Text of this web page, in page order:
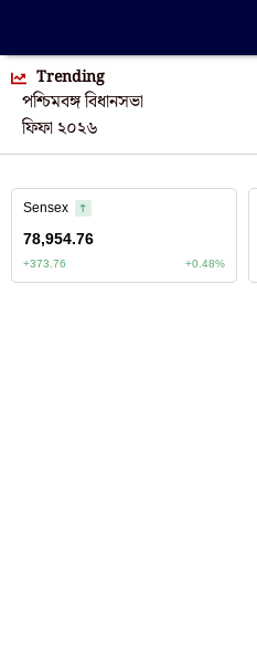
Trending
পশ্চিমবঙ্গ বিধানসভা
ফিফা ২০২৬